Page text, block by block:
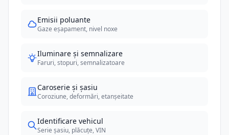
Emisii poluante
Gaze eșapament, nivel noxe
Iluminare și semnalizare
Faruri, stopuri, semnalizatoare
Caroserie și șasiu
Coroziune, deformări, etanșeitate
Identificare vehicul
Serie șasiu, plăcuțe, VIN